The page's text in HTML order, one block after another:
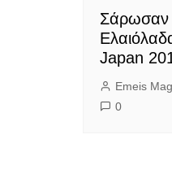
Σάρωσαν
Japan
Emeis
0